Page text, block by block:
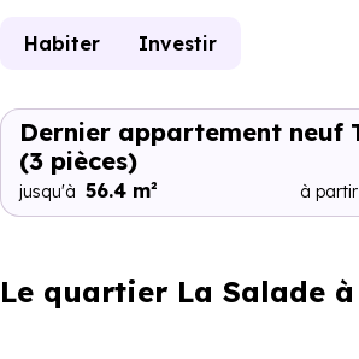
Habiter Investir
Dernier appartement neuf
(3 pièces)
jusqu'à 56.4 m² à
Le quartier La Salade